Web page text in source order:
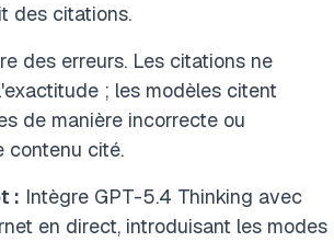
des citations.
des erreurs. Les citations ne
; les modèles citent
de manière incorrecte ou
contenu cité.
: Intègre GPT-5.4 Thinking avec
en direct, introduisant les modes